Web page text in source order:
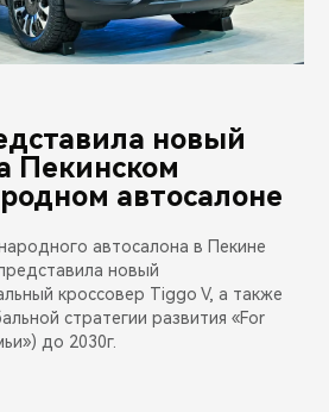
новый
Пекинском
автосалоне
автосалона в Пекине
новый
кроссовер Tiggo V, а также
стратегии развития «For
до 2030г.